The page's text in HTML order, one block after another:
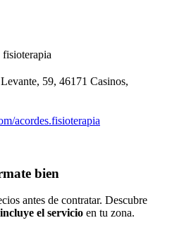
59, 46171 Casinos,
acordes.fisioterapia
bien
antes de contratar. Descubre
el servicio en tu zona.